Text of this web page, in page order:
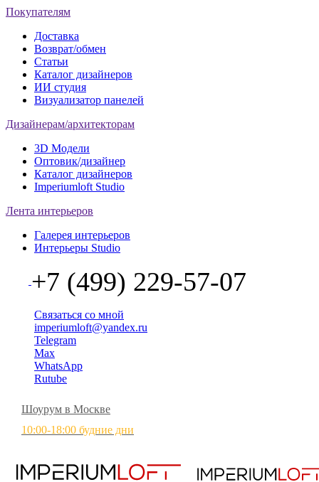
Покупателям
Доставка
Возврат/обмен
Статьи
Каталог дизайнеров
ИИ студия
Визуализатор панелей
Дизайнерам/архитекторам
3D Модели
Оптовик/дизайнер
Каталог дизайнеров
Imperiumloft Studio
Лента интерьеров
Галерея интерьеров
Интерьеры Studio
+7 (499) 229-57-07
Связаться со мной
imperiumloft@yandex.ru
Telegram
Max
WhatsApp
Rutube
Шоурум в Москве
10:00-18:00 будние дни